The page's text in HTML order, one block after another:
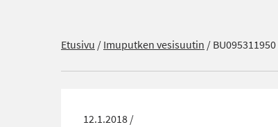
Etusivu /Imuputken vesisuutin /BU095311950
12.1.2018 /